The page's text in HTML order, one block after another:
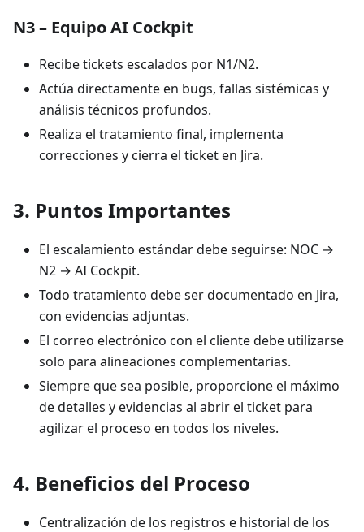
N3 – Equipo AI Cockpit
Recibe tickets escalados por N1/N2.
Actúa directamente en bugs, fallas sistémicas y
análisis técnicos profundos.
Realiza el tratamiento final, implementa
correcciones y cierra el ticket en Jira.
3. Puntos Importantes
El escalamiento estándar debe seguirse: NOC →
N2 → AI Cockpit.
Todo tratamiento debe ser documentado en Jira,
con evidencias adjuntas.
El correo electrónico con el cliente debe utilizarse
solo para alineaciones complementarias.
Siempre que sea posible, proporcione el máximo
de detalles y evidencias al abrir el ticket para
agilizar el proceso en todos los niveles.
4. Beneficios del Proceso
Centralización de los registros e historial de los